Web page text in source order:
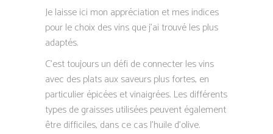
Je laisse ici mon appréciation et mes indices
pour le choix des vins que j’ai trouvé les plus
adaptés.
C’est toujours un défi de connecter les vins
avec des plats aux saveurs plus fortes, en
particulier épicées et vinaigrées. Les différents
types de graisses utilisées peuvent également
être difficiles, dans ce cas l’huile d’olive.